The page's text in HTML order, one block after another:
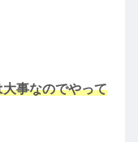
事なのでやって